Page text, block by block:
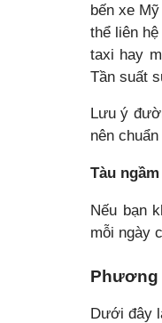
bến xe
thể liên
taxi hay
Tần suất
Lưu ý
nên
Tàu ngầm
Nếu bạn
mỗi ngày
Phương
Dưới đây